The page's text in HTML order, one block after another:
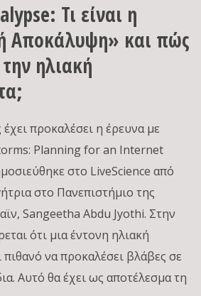
Τι είναι η
Αποκάλυψη» και πώς
ηλιακή
προκαλέσει η έρευνα με
Planning for an Internet
στο LiveScience από
στο Πανεπιστήμιο της
Sangeetha Abdu Jyothi. Στην
ότι μια έντονη ηλιακή
πιθανό να προκαλέσει βλάβες σε
Αυτό θα έχει ως αποτέλεσμα τη